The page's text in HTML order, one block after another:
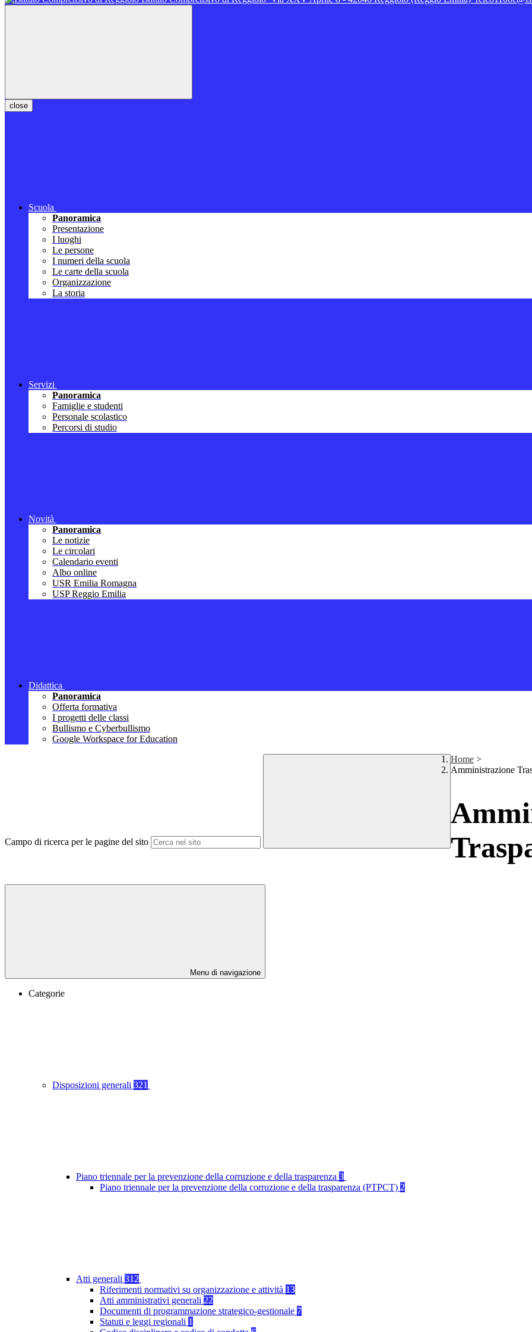
close
Scuola
Panoramica
Presentazione
I luoghi
Le persone
I numeri della scuola
Le carte della scuola
Organizzazione
La storia
Servizi
Panoramica
Famiglie e studenti
Personale scolastico
Percorsi di studio
Novità
Panoramica
Le notizie
Le circolari
Calendario eventi
Albo online
USR Emilia Romagna
USP Reggio Emilia
Didattica
Panoramica
Offerta formativa
I progetti delle classi
Bullismo e Cyberbullismo
Google Workspace for Education
Campo di ricerca per le pagine del sito
Home >
Amministrazione
Menu di navigazione
Categorie
Disposizioni generali 321
Piano triennale per la prevenzione della corruzione e della trasparenza 3
Piano triennale per la prevenzione della corruzione e della trasparenza (PTPCT) 2
Atti generali 312
Riferimenti normativi su organizzazione e attività 13
Atti amministrativi generali 22
Documenti di programmazione strategico-gestionale 7
Statuti e leggi regionali 1